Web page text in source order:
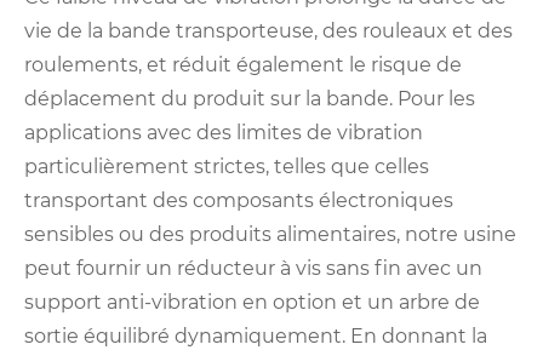
vie de la bande transporteuse, des rouleaux et des
roulements, et réduit également le risque de
déplacement du produit sur la bande. Pour les
applications avec des limites de vibration
particulièrement strictes, telles que celles
transportant des composants électroniques
sensibles ou des produits alimentaires, notre usine
peut fournir un réducteur à vis sans fin avec un
support anti-vibration en option et un arbre de
sortie équilibré dynamiquement. En donnant la